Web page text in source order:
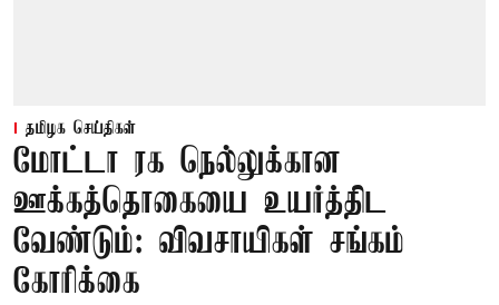
தமிழக செய்திகள்
மோட்டா ரக நெல்லுக்கான
ஊக்கத்தொகையை உயர்த்திட
வேண்டும்: விவசாயிகள் சங்கம்
கோரிக்கை